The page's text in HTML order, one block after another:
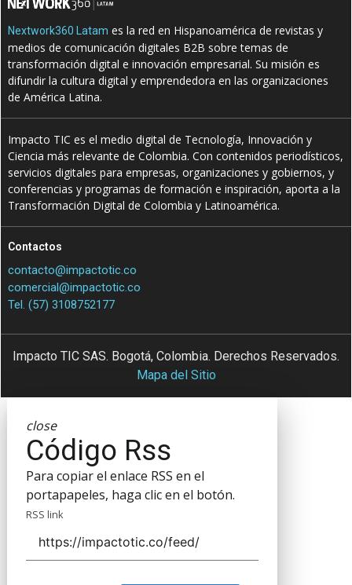
Nextwork360 Latam es la red en Hispanoamérica de revistas y
medios de comunicación digitales B2B sobre temas de
transformación digital e innovación empresarial. Su misión es
difundir la cultura digital y emprendedora en las organizaciones
de América Latina.
Impacto TIC es el medio digital de Tecnología, Innovación y
Ciencia más relevante de Colombia. Con contenidos periodísticos,
servicios digitales para empresas, organizaciones y gobiernos, y
conferencias y programas de formación e inspiración, aporta a la
Transformación Digital de Colombia y Latinoamérica.
Contactos
contacto@impactotic.co
comercial@impactotic.co
Tel. (57) 3108752177
Impacto TIC SAS. Bogotá, Colombia. Derechos Reservados.
Mapa del Sitio
close
Código Rss
Para copiar el enlace RSS en el
portapapeles, haga clic en el botón.
RSS link